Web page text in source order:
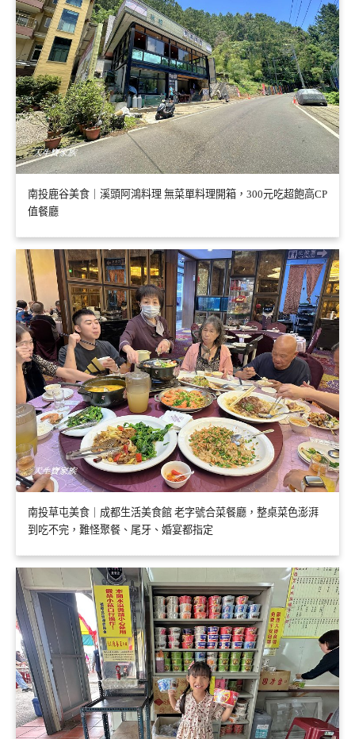
南投鹿谷美食｜溪頭阿鴻料理 無菜單料理開箱，300元吃超飽高CP
值餐廳
南投草屯美食｜成都生活美食館 老字號合菜餐廳，整桌菜色澎湃
到吃不完，難怪聚餐、尾牙、婚宴都指定